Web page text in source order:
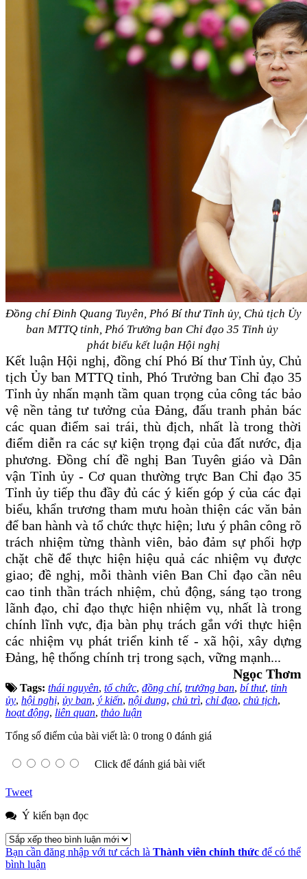
Đồng chí Đinh Quang Tuyên, Phó Bí thư Tỉnh ủy, Chủ tịch Ủy
ban MTTQ tỉnh, Phó Trưởng ban Chỉ đạo 35 Tỉnh ủy
phát biểu kết luận Hội nghị
Kết luận Hội nghị, đồng chíPhó Bí thư Tỉnh ủy, Chủ
tịch Ủy ban MTTQ tỉnh, Phó Trưởng ban Chỉ đạo 35
Tỉnh ủy nhấn mạnh tầm quan trọng của công tác bảo
vệ nền tảng tư tưởng của Đảng, đấu tranh phản bác
các quan điểm sai trái, thù địch, nhất là trong thời
điểm diễn ra các sự kiện trọng đại của đất nước, địa
phương. Đồng chíđề nghị Ban Tuyên giáo và Dân
vận Tỉnh ủy - Cơ quan thường trực Ban Chỉ đạo 35
Tỉnh ủy tiếp thu đầy đủ các ý kiến góp ý của các đại
biểu,khẩn trương tham mưu hoàn thiện các văn bản
để ban hành và tổ chức thực hiện; lưu ý phân công rõ
trách nhiệm từng thành viên, bảo đảm sự phối hợp
chặt chẽ để thực hiện hiệu quả các nhiệm vụ được
giao; đề nghị, mỗi thành viên Ban Chỉ đạo cần nêu
cao tinh thần trách nhiệm, chủ động, sáng tạo trong
lãnh đạo, chỉ đạo thực hiện nhiệm vụ, nhất là trong
chính lĩnh vực, địa bàn phụ trách gắn với thực hiện
các nhiệm vụ phát triển kinh tế - xã hội, xây dựng
Đảng, hệ thống chính trị trong sạch, vững mạnh...
Ngọc Thơm
Tags: thái nguyên, tổ chức, đồng chí, trưởng ban, bí thư, tỉnh
ủy, hội nghị, ủy ban, ý kiến, nội dung, chủ trì, chỉ đạo, chủ tịch,
hoạt động, liên quan, thảo luận
Tổng số điểm của bài viết là: 0 trong 0 đánh giá
Click để đánh giá bài viết
Tweet
Ý kiến bạn đọc
Bạn cần đăng nhập với tư cách là Thành viên chính thức để có thể
bình luận